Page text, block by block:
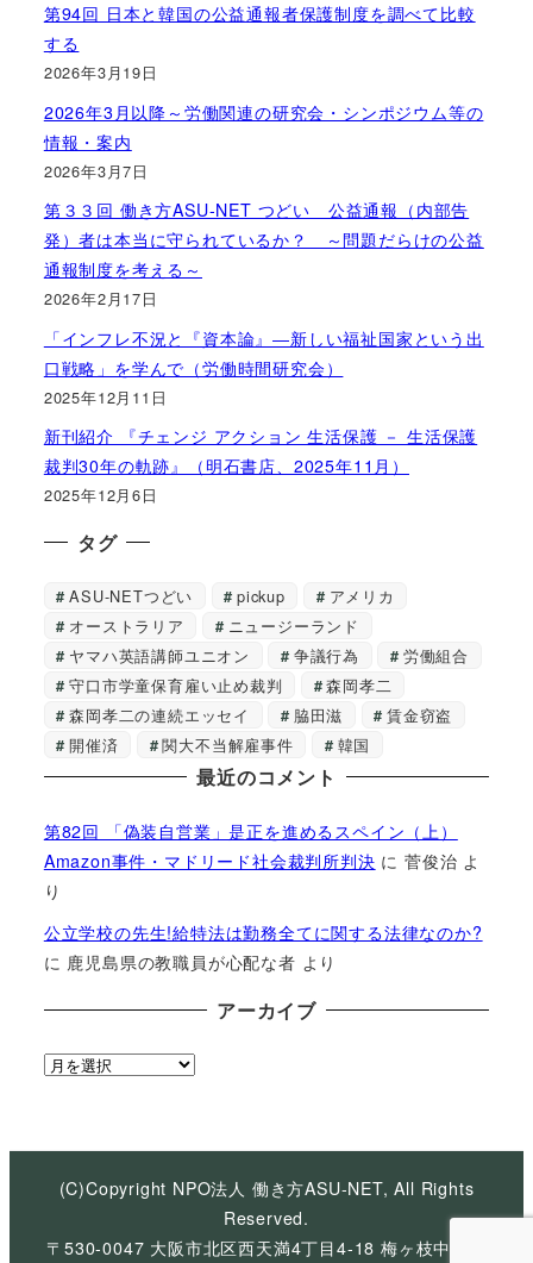
第94回 日本と韓国の公益通報者保護制度を調べて比較
する
2026年3月19日
2026年3月以降～労働関連の研究会・シンポジウム等の
情報・案内
2026年3月7日
第３３回 働き方ASU-NET つどい 公益通報（内部告
発）者は本当に守られているか？ ～問題だらけの公益
通報制度を考える～
2026年2月17日
「インフレ不況と『資本論』―新しい福祉国家という出
口戦略」を学んで（労働時間研究会）
2025年12月11日
新刊紹介 『チェンジ アクション 生活保護 － 生活保護
裁判30年の軌跡』（明石書店、2025年11月）
2025年12月6日
タグ
ASU-NETつどい pickup
アメリカ
オーストラリア
ニュージーランド
ヤマハ英語講師ユニオン
争議行為
労働組合
守口市学童保育雇い止め裁判
森岡孝二
森岡孝二の連続エッセイ
脇田滋
賃金窃盗
開催済
関大不当解雇事件 韓国
最近のコメント
第82回 「偽装自営業」是正を進めるスペイン（上）
Amazon事件・マドリード社会裁判所判決 に菅俊治 よ
り
公立学校の先生!給特法は勤務全てに関する法律なのか?
に 鹿児島県の教職員が心配な者 より
アーカイブ
ア
イ
(C)Copyright NPO法人 働き方ASU-NET, All Rights
Reserved.
〒530-0047 大阪市北区西天満4丁目4-18 梅ヶ枝中央ビ